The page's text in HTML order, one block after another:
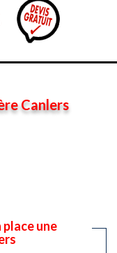
Canlers
une